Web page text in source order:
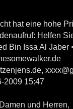
hat eine hohe
Helfen
Bin Issa Al Jaber
2009 15:47
und Herren,